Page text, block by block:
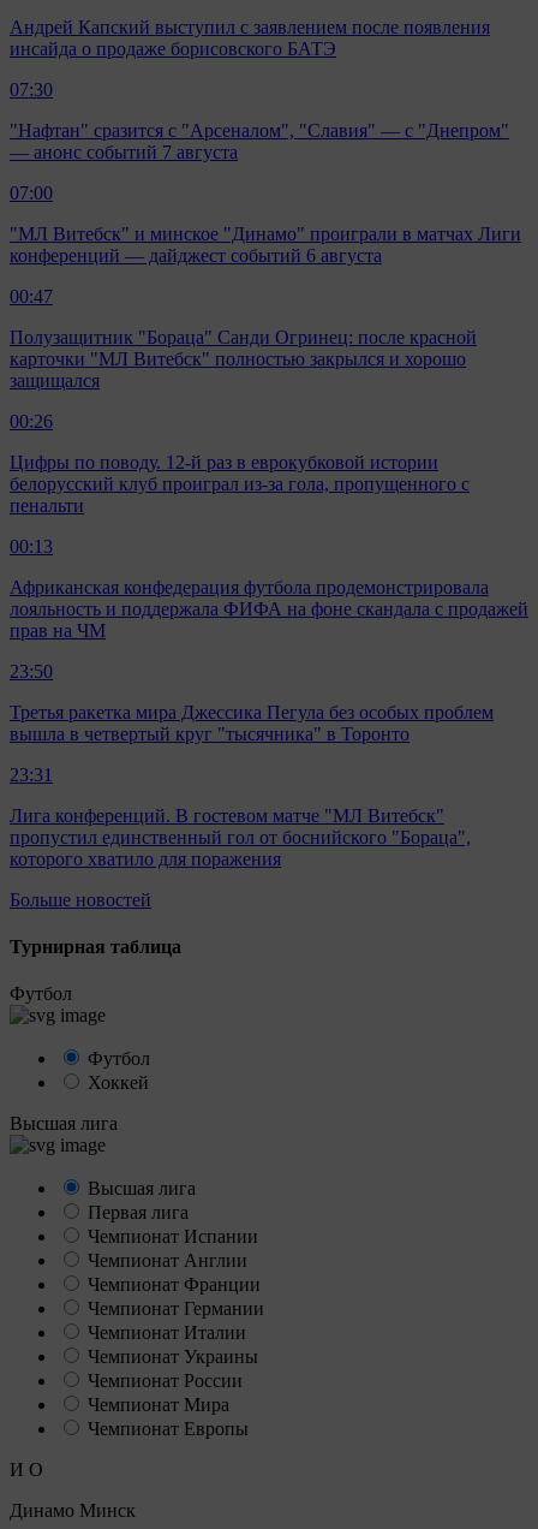
Андрей Капский выступил с заявлением после появления
инсайда о продаже борисовского БАТЭ
07:30
"Нафтан" сразится с "Арсеналом", "Славия" — с "Днепром"
— анонс событий 7 августа
07:00
"МЛ Витебск" и минское "Динамо" проиграли в матчах Лиги
конференций — дайджест событий 6 августа
00:47
Полузащитник "Бораца" Санди Огринец: после красной
карточки "МЛ Витебск" полностью закрылся и хорошо
защищался
00:26
Цифры по поводу. 12-й раз в еврокубковой истории
белорусский клуб проиграл из-за гола, пропущенного с
пенальти
00:13
Африканская конфедерация футбола продемонстрировала
лояльность и поддержала ФИФА на фоне скандала с продажей
прав на ЧМ
23:50
Третья ракетка мира Джессика Пегула без особых проблем
вышла в четвертый круг "тысячника" в Торонто
23:31
Лига конференций. В гостевом матче "МЛ Витебск"
пропустил единственный гол от боснийского "Бораца",
которого хватило для поражения
Больше новостей
Турнирная таблица
Футбол
Футбол
Хоккей
Высшая лига
Высшая лига
Первая лига
Чемпионат Испании
Чемпионат Англии
Чемпионат Франции
Чемпионат Германии
Чемпионат Италии
Чемпионат Украины
Чемпионат России
Чемпионат Мира
Чемпионат Европы
И О
Динамо Минск